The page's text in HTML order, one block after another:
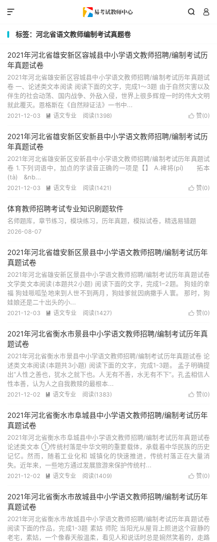
 

标签：河北省语文教师编制考试真题卷
2021年河北省雄安新区容城县中小学语文教师招聘/编制考试历
年真题试卷
2021年河北省雄安新区容城县中小学语文教师招聘/编制考试历年真题试
卷 一、论述类文本阅读 阅读下面的文字，完成1～3题 由于自然灾害以及
伴生的社会动荡、国内战争、外敌入侵，世界上很多辉煌一时的伟大文明
就此覆灭。恩格斯在《自然辩证法》一书中...
2021-12-03  语文专业 阅读(1398)  赞(0)
2021年河北省雄安新区安新县中小学语文教师招聘/编制考试历
年真题试卷
2021年河北省雄安新区安新县中小学语文教师招聘/编制考试历年真题试
卷 1.下列词语中，加点的字读音正确的一项是【】 A.裨将(pí) 拓本
(tà) &nb...
2021-12-03  语文专业 阅读(1421)  赞(0)
体育教师招聘考试专业知识刷题软件
名师题库，章节练习，模块练习，历年真题，模拟试卷，精选易错题
2026-08-07
2021年河北省雄安新区景县中小学语文教师招聘/编制考试历年
真题试卷
2021年河北省雄安新区景县中小学语文教师招聘/编制考试历年真题试卷
文学类文本阅读(本题共2小题) 阅读下面的文字，完成1–2题。 狗娃的幸
福 狗娃哌呱坠地来到人世不到两月，狗娃爹就因病撒手人寰。 那时，狗
娃娘还是二十出头的小...
2021-12-03  语文专业 阅读(1427)  赞(0)
2021年河北省衡水市景县中小学语文教师招聘/编制考试历年真
题试卷
2021年河北省衡水市景县中小学语文教师招聘/编制考试历年真题试卷 论
述类文本阅读(本题共3小题) 阅读下面的文字，完成1-3题。 孟子明确提
出“人性之善也，犹水之就下也。人无有不善，水无有不下”。孔孟相信人
性本善，认为人之自我教赎的最根本...
2021-12-02  语文专业 阅读(1383)  赞(0)
2021年河北省衡水市阜城县中小学语文教师招聘/编制考试历年
真题试卷
2021年河北省衡水市阜城县中小学语文教师招聘/编制考试历年真题试卷
论述类文本 ①传统村落是中华文明的重要载体，承载着中华民族的历史
记忆。然而，随着工业化和 城镇化的快速推进，传统村落正在大量消
失。近年来，一些地方通过发展旅游来保护传统村...
2021-12-02  语文专业 阅读(1409)  赞(0)
2021年河北省衡水市故城县中小学语文教师招聘/编制考试历年
真题试卷
2021年河北省衡水市故城县中小学语文教师招聘/编制考试历年真题试卷
阅读下面的作品，完成1-3题 素姑 师陀 当阳光从屋背上照进这个寂静的
老宅，素姑，一个像春天般温柔，看见人和说话时总是婉然笑着的，走路